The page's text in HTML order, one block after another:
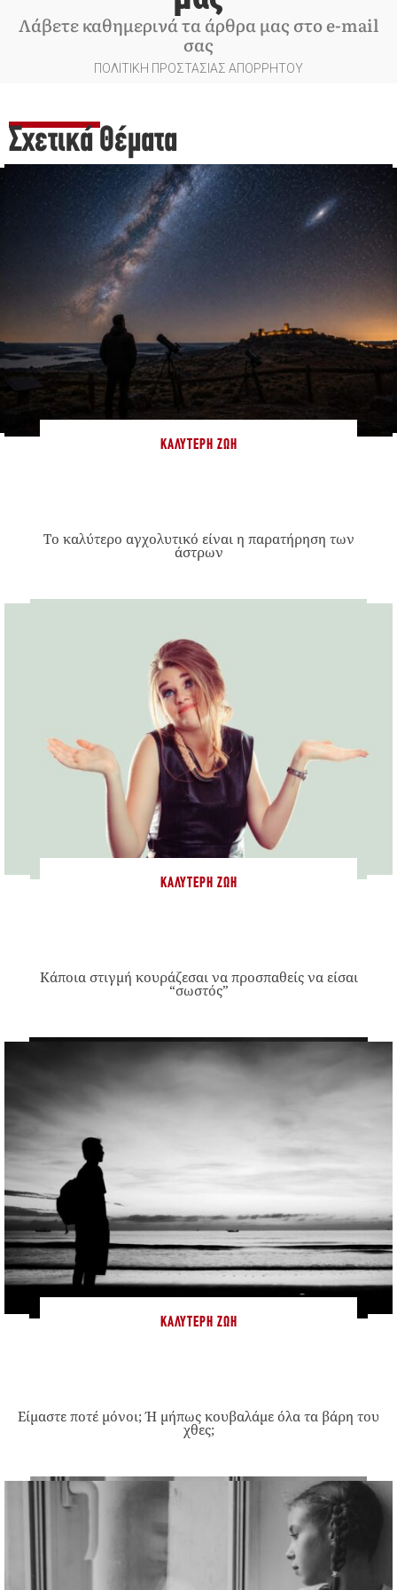
Λάβετε καθημερινά τα άρθρα μας στο e-mail
σας
ΠΟΛΙΤΙΚΗ ΠΡΟΣΤΑΣΙΑΣ ΑΠΟΡΡΗΤΟΥ
Σχετικά Θέματα
ΚΑΛΎΤΕΡΗ ΖΩΉ
Το καλύτερο αγχολυτικό είναι η παρατήρηση των
άστρων
ΚΑΛΎΤΕΡΗ ΖΩΉ
Κάποια στιγμή κουράζεσαι να προσπαθείς να είσαι
“σωστός”
ΚΑΛΎΤΕΡΗ ΖΩΉ
Είμαστε ποτέ μόνοι; Ή μήπως κουβαλάμε όλα τα βάρη του
χθες;